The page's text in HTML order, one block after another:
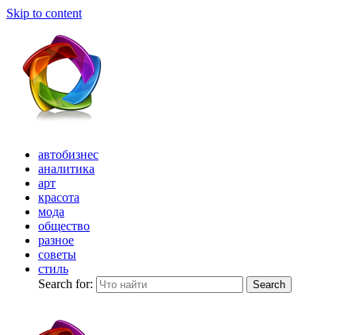
Skip to content
автобизнес
аналитика
арт
красота
мода
общество
разное
советы
стиль
Search for:
Search